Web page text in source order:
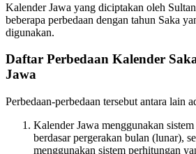
Kalender Jawa yang diciptakan oleh
beberapa perbedaan dengan tahun Saka
digunakan.
Daftar Perbedaan Kalender
Jawa
Perbedaan-perbedaan tersebut antara lain
Kalender Jawa menggunakan
berdasar pergerakan bulan (lunar),
menggunakan sistem perhitungan